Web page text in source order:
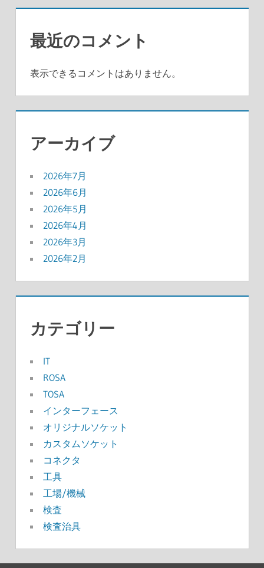
最近のコメント
表示できるコメントはありません。
アーカイブ
2026年7月
2026年6月
2026年5月
2026年4月
2026年3月
2026年2月
カテゴリー
IT
ROSA
TOSA
インターフェース
オリジナルソケット
カスタムソケット
コネクタ
工具
工場/機械
検査
検査治具